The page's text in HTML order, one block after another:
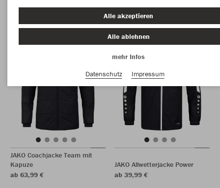
JAKO Coachjacke Team mit
Kapuze
ab 63,99 €
JAKO Allwetterjacke Power
ab 39,99 €
Alle akzeptieren
Alle ablehnen
mehr Infos
Datenschutz
Impressum